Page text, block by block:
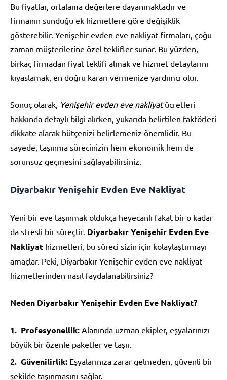
Bu fiyatlar, ortalama değerlere dayanmaktadır ve
firmanın sunduğu ek hizmetlere göre değişiklik
gösterebilir. Yenişehir evden eve nakliyat firmaları, çoğu
zaman müşterilerine özel teklifler sunar. Bu yüzden,
birkaç firmadan fiyat teklifi almak ve hizmet detaylarını
kıyaslamak, en doğru kararı vermenize yardımcı olur.
Sonuç olarak, Yenişehir evden eve nakliyatücretleri
hakkında detaylı bilgi alırken, yukarıda belirtilen faktörleri
dikkate alarak bütçenizi belirlemeniz önemlidir. Bu
sayede, taşınma sürecinizin hem ekonomik hem de
sorunsuz geçmesini sağlayabilirsiniz.
Diyarbakır Yenişehir Evden Eve Nakliyat
Yeni bir eve taşınmak oldukça heyecanlı fakat bir o kadar
da stresli bir süreçtir. Diyarbakır Yenişehir Evden Eve
Nakliyat hizmetleri, bu süreci sizin için kolaylaştırmayı
amaçlar. Peki, Diyarbakır Yenişehir evden eve nakliyat
hizmetlerinden nasıl faydalanabilirsiniz?
Neden Diyarbakır Yenişehir Evden Eve Nakliyat?
Profesyonellik: Alanında uzman ekipler, eşyalarınızı
büyük bir özenle paketler ve taşır.
Güvenilirlik: Eşyalarınıza zarar gelmeden, güvenli bir
şekilde taşınmasını sağlar.